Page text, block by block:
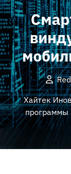
Хайтек
программы